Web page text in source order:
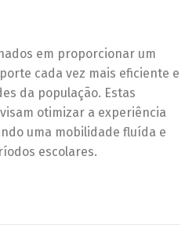
em proporcionar um
cada vez mais eficiente e
da população. Estas
otimizar a experiência
uma mobilidade fluída e
escolares.